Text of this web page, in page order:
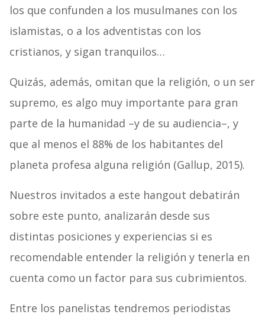
los que confunden a los musulmanes con los
islamistas, o a los adventistas con los
cristianos, y sigan tranquilos…
Quizás, además, omitan que la religión, o un ser
supremo, es algo muy importante para gran
parte de la humanidad –y de su audiencia–, y
que al menos el 88% de los habitantes del
planeta profesa alguna religión (Gallup, 2015).
Nuestros invitados a este hangout debatirán
sobre este punto, analizarán desde sus
distintas posiciones y experiencias si es
recomendable entender la religión y tenerla en
cuenta como un factor para sus cubrimientos.
Entre los panelistas tendremos periodistas